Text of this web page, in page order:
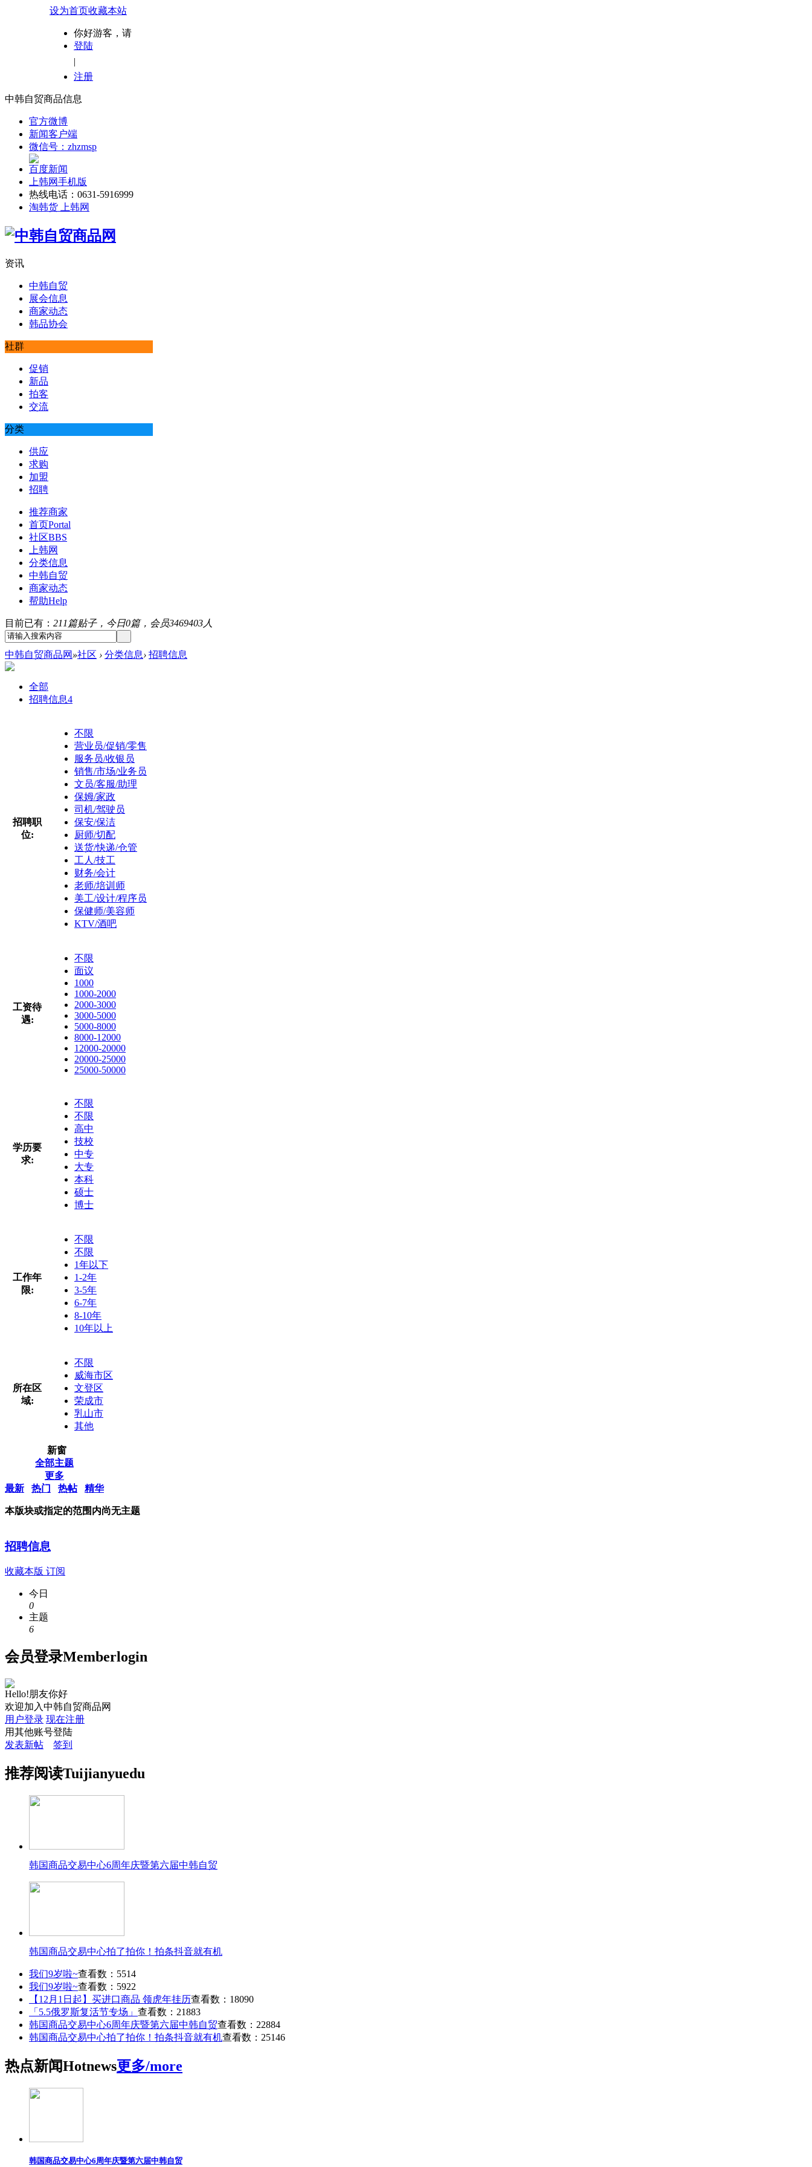
设为首页收藏本站
你好游客，请
登陆
|
注册
中韩自贸商品信息
官方微博
新闻客户端
微信号：zhzmsp
百度新闻
上韩网手机版
热线电话：0631-5916999
淘韩货 上韩网
资讯
中韩自贸
展会信息
商家动态
韩品协会
社群
促销
新品
拍客
交流
分类
供应
求购
加盟
招聘
推荐商家
首页Portal
社区BBS
上韩网
分类信息
中韩自贸
商家动态
帮助Help
目前已有： 211篇贴子，今日0篇，会员3469403人
中韩自贸商品网 »社区 › 分类信息› 招聘信息
全部
招聘信息4
招聘职
位:
不限
营业员/促销/零售
服务员/收银员
销售/市场/业务员
文员/客服/助理
保姆/家政
司机/驾驶员
保安/保洁
厨师/切配
送货/快递/仓管
工人/技工
财务/会计
老师/培训师
美工/设计/程序员
保健师/美容师
KTV/酒吧
工资待
遇:
不限
面议
1000
1000-2000
2000-3000
3000-5000
5000-8000
8000-12000
12000-20000
20000-25000
25000-50000
学历要
求:
不限
不限
高中
技校
中专
大专
本科
硕士
博士
工作年
限:
不限
不限
1年以下
1-2年
3-5年
6-7年
8-10年
10年以上
所在区
域:
不限
威海市区
文登区
荣成市
乳山市
其他
新窗
全部主题
更多
最新
热门 热帖 精华
本版块或指定的范围内尚无主题
招聘信息
收藏本版 订阅
今日
0
主题
6
会员登录Memberlogin
Hello!朋友你好
欢迎加入中韩自贸商品网
用户登录 现在注册
用其他账号登陆
发表新帖
签到
推荐阅读Tuijianyuedu
韩国商品交易中心6周年庆暨第六届中韩自贸
韩国商品交易中心拍了拍你！拍条抖音就有机
我们9岁啦~查看数：5514
我们9岁啦~查看数：5922
【12月1日起】买进口商品 领虎年挂历查看数：18090
「5.5俄罗斯复活节专场」 查看数：21883
韩国商品交易中心6周年庆暨第六届中韩自贸查看数：22884
韩国商品交易中心拍了拍你！拍条抖音就有机查看数：25146
热点新闻Hotnews更多/more
韩国商品交易中心6周年庆暨第六届中韩自贸